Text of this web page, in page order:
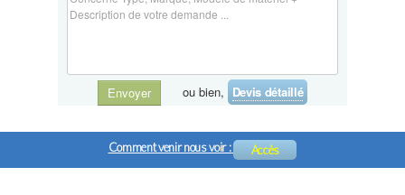
Envoyer ou bien, Devis détaillé
Comment venir nous voir : Accès